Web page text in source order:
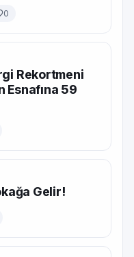
0
Rekortmeni
Esnafına 59
Gelir!